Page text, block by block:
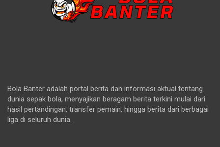
Bola Banter adalah portal berita dan informasi aktual tentang
dunia sepak bola, menyajikan beragam berita terkini mulai dari
hasil pertandingan, transfer pemain, hingga berita dari berbagai
liga di seluruh dunia.